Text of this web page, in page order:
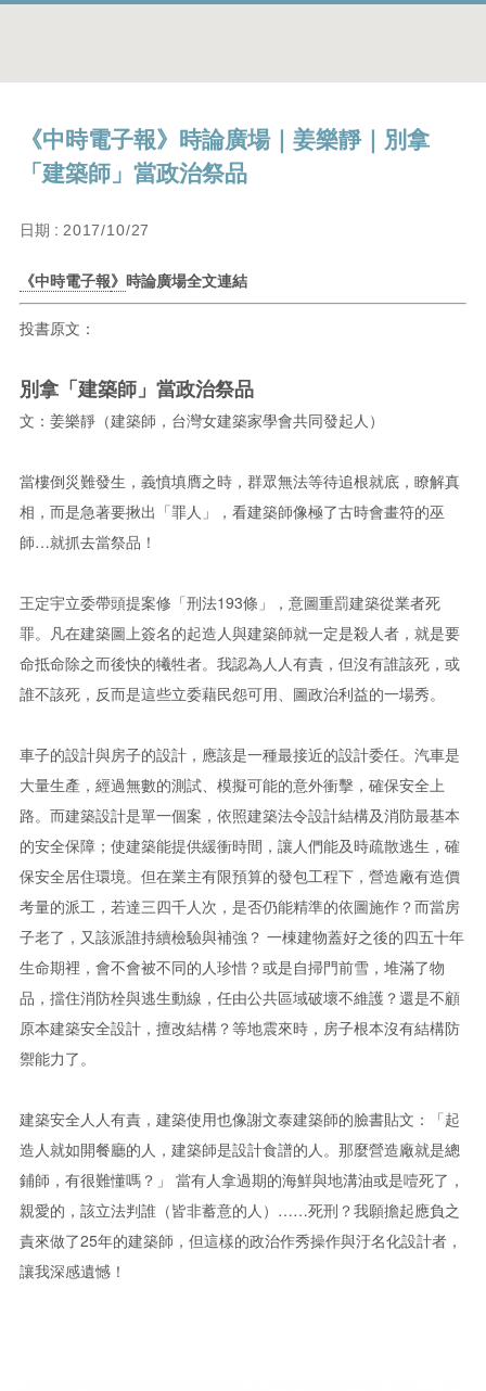
《中時電子報》時論廣場｜姜樂靜｜別拿
「建築師」當政治祭品
日期 : 2017/10/27
《中時電子報》 時論廣場全文連結
投書原文：
別拿「建築師」當政治祭品
文：姜樂靜（建築師，台灣女建築家學會共同發起人）
當樓倒災難發生，義憤填膺之時，群眾無法等待追根就底，瞭解真
相，而是急著要揪出「罪人」，看建築師像極了古時會畫符的巫
師…就抓去當祭品！
王定宇立委帶頭提案修「刑法193條」，意圖重罰建築從業者死
罪。凡在建築圖上簽名的起造人與建築師就一定是殺人者，就是要
命抵命除之而後快的犧牲者。我認為人人有責，但沒有誰該死，或
誰不該死，反而是這些立委藉民怨可用、圖政治利益的一場秀。
車子的設計與房子的設計，應該是一種最接近的設計委任。汽車是
大量生產，經過無數的測試、模擬可能的意外衝擊，確保安全上
路。而建築設計是單一個案，依照建築法令設計結構及消防最基本
的安全保障；使建築能提供緩衝時間，讓人們能及時疏散逃生，確
保安全居住環境。但在業主有限預算的發包工程下，營造廠有造價
考量的派工，若達三四千人次，是否仍能精準的依圖施作？而當房
子老了，又該派誰持續檢驗與補強？ 一棟建物蓋好之後的四五十年
生命期裡，會不會被不同的人珍惜？或是自掃門前雪，堆滿了物
品，擋住消防栓與逃生動線，任由公共區域破壞不維護？還是不顧
原本建築安全設計，擅改結構？等地震來時，房子根本沒有結構防
禦能力了。
建築安全人人有責，建築使用也像謝文泰建築師的臉書貼文：「起
造人就如開餐廳的人，建築師是設計食譜的人。那麼營造廠就是總
鋪師，有很難懂嗎？」 當有人拿過期的海鮮與地溝油或是噎死了，
親愛的，該立法判誰（皆非蓄意的人）……死刑？我願擔起應負之
責來做了25年的建築師，但這樣的政治作秀操作與汙名化設計者，
讓我深感遺憾！